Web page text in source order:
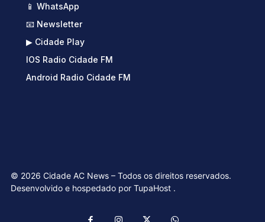
📱 WhatsApp
📧 Newsletter
▶ Cidade Play
IOS Radio Cidade FM
Android Radio Cidade FM
© 2026 Cidade AC News – Todos os direitos reservados.
Desenvolvido e hospedado por TupaHost .